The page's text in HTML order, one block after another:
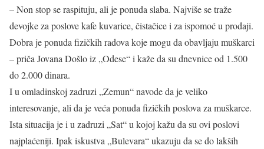
– Non stop se raspituju, ali je ponuda slaba. Najviše se traže
devojke za poslove kafe kuvarice, čistačice i za ispomoć u prodaji.
Dobra je ponuda fizičkih radova koje mogu da obavljaju muškarci
– priča Jovana Došlo iz „Odese“ i kaže da su dnevnice od 1.500
do 2.000 dinara.
I u omladinskoj zadruzi „Zemun“ navode da je veliko
interesovanje, ali da je veća ponuda fizičkih poslova za muškarce.
Ista situacija je i u zadruzi „Sat“ u kojoj kažu da su ovi poslovi
najplaćeniji. Ipak iskustva „Bulevara“ ukazuju da se do lakših